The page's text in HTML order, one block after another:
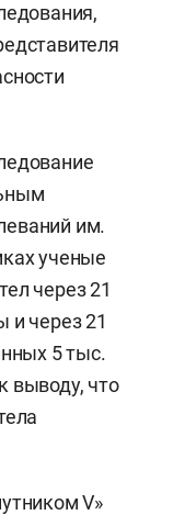
им.
ученые
через 21
и через 21
5 тыс.
выводу, что
V»